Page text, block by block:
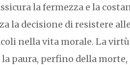
la fermezza e la
la decisione di resistere
nella vita morale. La
la paura, perfino della